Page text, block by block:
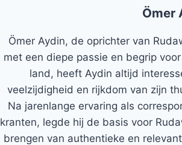
Ömer
Ömer Aydin, de oprichter van
met een diepe passie en begrip
land, heeft Aydin altijd
veelzijdigheid en rijkdom van zijn
Na jarenlange ervaring als
kranten, legde hij de basis voor
brengen van authentieke en